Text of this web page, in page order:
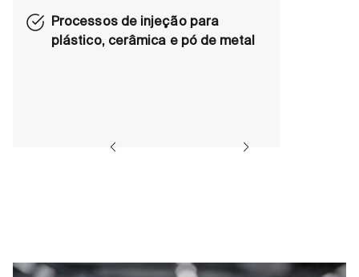
Processos de injeção para
plástico, cerâmica e pó de metal